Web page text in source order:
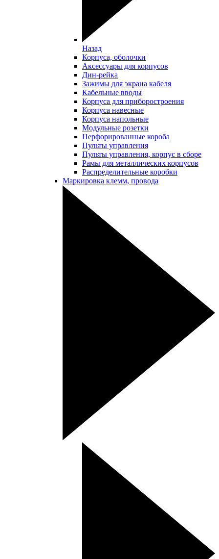
Назад
Корпуса, оболочки
Аксессуары для корпусов
Дин-рейка
Зажимы для экрана кабеля
Кабельные вводы
Корпуса для приборостроения
Корпуса навесные
Корпуса напольные
Модульные розетки
Перфорированные короба
Пульты управления
Пульты управления, корпус в сборе
Рамы для металлических корпусов
Распределительные коробки
Маркировка клемм, провода